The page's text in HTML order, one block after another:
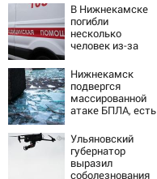
В Нижнекамске
погибли
несколько
человек из-за
атаки БПЛА
Нижнекамск
подвергся
массированной
атаке БПЛА, есть
Ульяновский
губернатор
выразил
соболезнования